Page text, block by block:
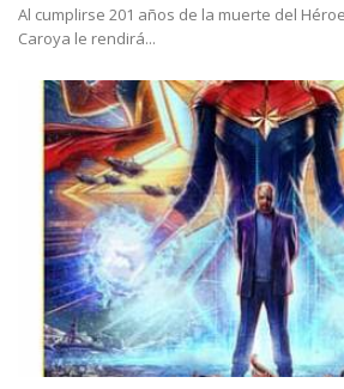
Al cumplirse 201 años de la muerte del
Caroya le rendirá...